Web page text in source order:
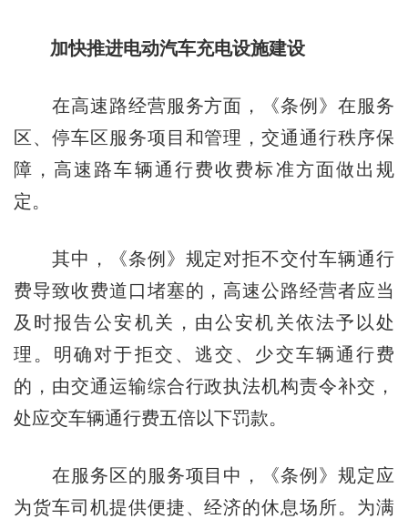
加快推进电动汽车充电设施建设
在高速路经营服务方面，《条例》在服务
区、停车区服务项目和管理，交通通行秩序保
障，高速路车辆通行费收费标准方面做出规
定。
其中，《条例》规定对拒不交付车辆通行
费导致收费道口堵塞的，高速公路经营者应当
及时报告公安机关，由公安机关依法予以处
理。明确对于拒交、逃交、少交车辆通行费
的，由交通运输综合行政执法机构责令补交，
处应交车辆通行费五倍以下罚款。
在服务区的服务项目中，《条例》规定应
为货车司机提供便捷、经济的休息场所。为满